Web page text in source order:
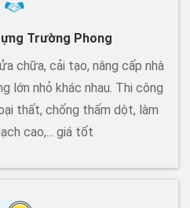
Trường Phong
chữa, cải tạo, nâng cấp nhà
lớn nhỏ khác nhau. Thi công
thất, chống thấm dột, làm
cao,... giá tốt